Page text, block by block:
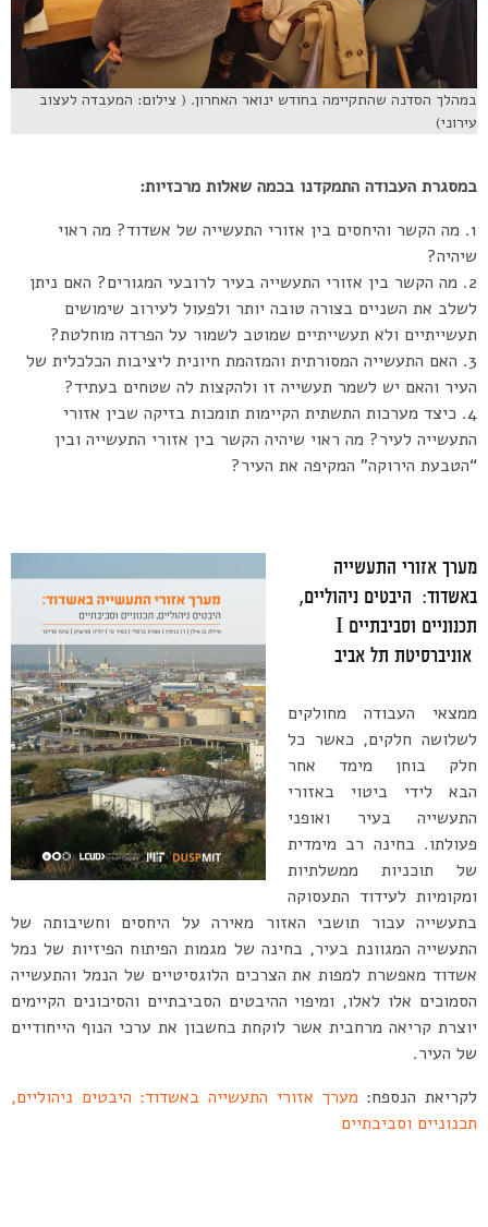
במהלך הסדנה שהתקיימה בחודש ינואר האחרון. ( צילום: המעבדה לעצוב
עירוני)
במסגרת העבודה התמקדנו בכמה שאלות מרכזיות:
מה הקשר והיחסים בין אזורי התעשייה של אשדוד? מה ראוי
שיהיה?
מה הקשר בין אזורי התעשייה בעיר לרובעי המגורים? האם ניתן
לשלב את השניים בצורה טובה יותר ולפעול לעירוב שימושים
תעשייתיים ולא תעשייתיים שמוטב לשמור על הפרדה מוחלטת?
האם התעשייה המסורתית והמזהמת חיונית ליציבות הכלכלית של
העיר והאם יש לשמר תעשייה זו ולהקצות לה שטחים בעתיד?
כיצד מערכות התשתית הקיימות תומכות בזיקה שבין אזורי
התעשייה לעיר? מה ראוי שיהיה הקשר בין אזורי התעשייה ובין
“הטבעת הירוקה” המקיפה את העיר?
מערך אזורי התעשייה
באשדוד: היבטים ניהוליים,
תכנוניים וסביבתיים I
אוניברסיטת תל אביב
ממצאי העבודה מחולקים
לשלושה חלקים, כאשר כל
חלק בוחן מימד אחר
הבא לידי ביטוי באזורי
התעשייה בעיר ואופני
פעולתו. בחינה רב מימדית
של תוכניות ממשלתיות
ומקומיות לעידוד התעסוקה
בתעשייה עבור תושבי האזור מאירה על היחסים וחשיבותה של
התעשייה המגוונת בעיר, בחינה של מגמות הפיתוח הפיזיות של נמל
אשדוד מאפשרת למפות את הצרכים הלוגסיטיים של הנמל והתעשייה
הסמוכים אלו לאלו, ומיפוי ההיבטים הסביבתיים והסיכונים הקיימים
יוצרת קריאה מרחבית אשר לוקחת בחשבון את ערכי הנוף הייחודיים
של העיר.
לקריאת הנספח: מערך אזורי התעשייה באשדוד: היבטים ניהוליים,
תכנוניים וסביבתיים